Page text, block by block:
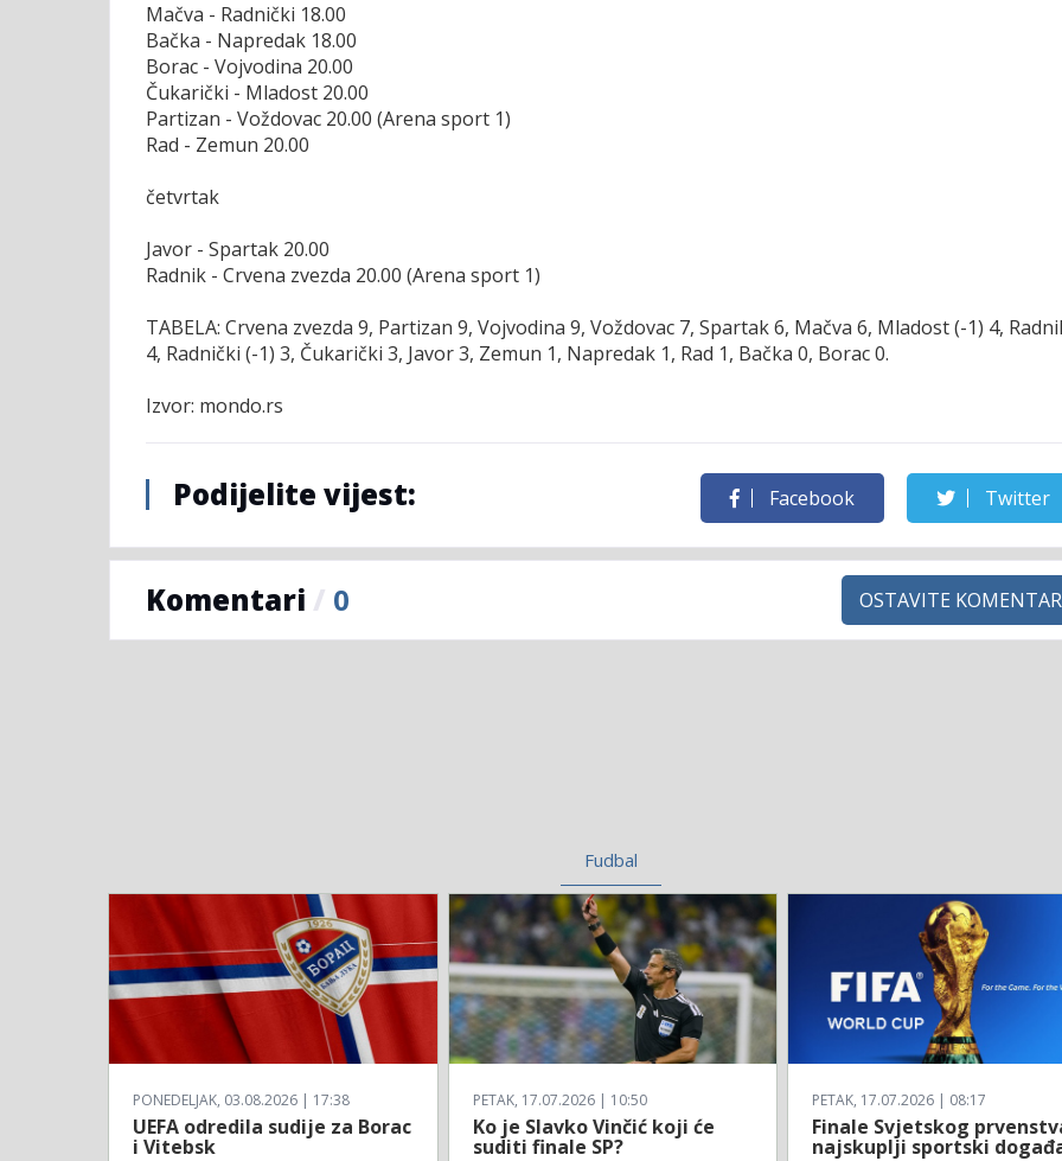
Mačva - Radnički 18.00
Bačka - Napredak 18.00
Borac - Vojvodina 20.00
Čukarički - Mladost 20.00
Partizan - Voždovac 20.00 (Arena sport 1)
Rad - Zemun 20.00
četvrtak
Javor - Spartak 20.00
Radnik - Crvena zvezda 20.00 (Arena sport 1)
TABELA: Crvena zvezda 9, Partizan 9, Vojvodina 9, Voždovac 7, Spartak 6, Mačva 6, Mladost (-1) 4,
4, Radnički (-1) 3, Čukarički 3, Javor 3, Zemun 1, Napredak 1, Rad 1, Bačka 0, Borac 0.
Izvor: mondo.rs
Podijelite vijest: Facebook Twitter
Komentari / 0 OSTAVITE KOMENTAR
Fudbal
PONEDELJAK, 03.08.2026 | 17:38
UEFA odredila sudije za Borac
i Vitebsk
PETAK, 17.07.2026 | 10:50
Ko je Slavko Vinčić koji će
suditi finale SP?
PETAK, 17.07.2026 | 08:17
Finale Svjetskog
najskuplji sportski